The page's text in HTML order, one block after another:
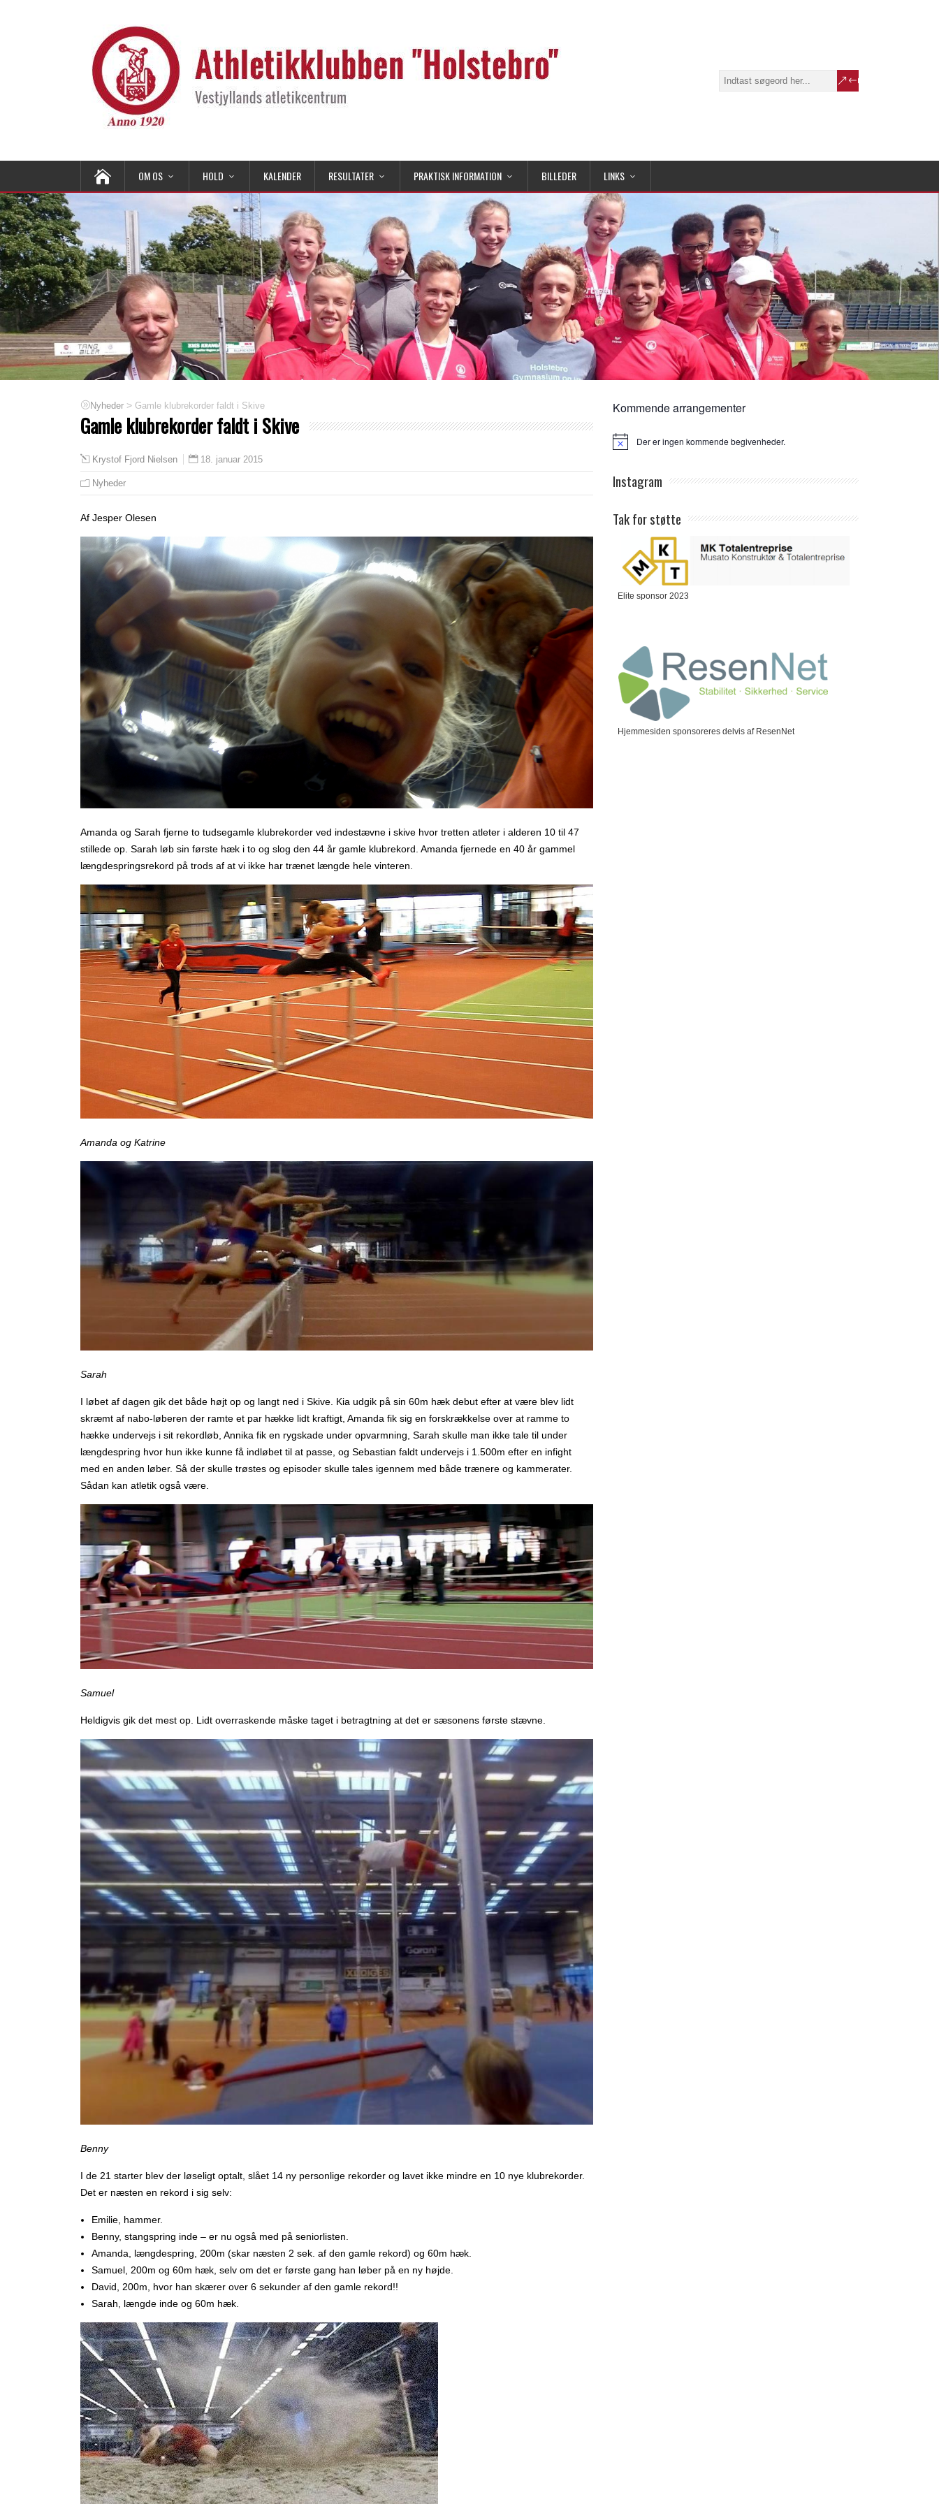
OM OS HOLD KALENDER RESULTATER PRAKTISK INFORMATION BILLEDER LINKS
Nyheder > Gamle klubrekorder faldt i Skive
Gamle klubrekorder faldt i Skive
Krystof Fjord Nielsen 18. januar 2015
Nyheder
Af Jesper Olesen
Amanda og Sarah fjerne to tudsegamle klubrekorder ved indestævne i skive hvor tretten atleter i alderen 10 til 47
stillede op. Sarah løb sin første hæk i to og slog den 44 år gamle klubrekord. Amanda fjernede en 40 år gammel
længdespringsrekord på trods af at vi ikke har trænet længde hele vinteren.
Amanda og Katrine
Sarah
I løbet af dagen gik det både højt op og langt ned i Skive. Kia udgik på sin 60m hæk debut efter at være blev lidt
skræmt af nabo-løberen der ramte et par hække lidt kraftigt, Amanda fik sig en forskrækkelse over at ramme to
hække undervejs i sit rekordløb, Annika fik en rygskade under opvarmning, Sarah skulle man ikke tale til under
længdespring hvor hun ikke kunne få indløbet til at passe, og Sebastian faldt undervejs i 1.500m efter en infight
med en anden løber. Så der skulle trøstes og episoder skulle tales igennem med både trænere og kammerater.
Sådan kan atletik også være.
Samuel
Heldigvis gik det mest op. Lidt overraskende måske taget i betragtning at det er sæsonens første stævne.
Benny
I de 21 starter blev der løseligt optalt, slået 14 ny personlige rekorder og lavet ikke mindre en 10 nye klubrekorder.
Det er næsten en rekord i sig selv:
Emilie, hammer.
Benny, stangspring inde – er nu også med på seniorlisten.
Amanda, længdespring, 200m (skar næsten 2 sek. af den gamle rekord) og 60m hæk.
Samuel, 200m og 60m hæk, selv om det er første gang han løber på en ny højde.
David, 200m, hvor han skærer over 6 sekunder af den gamle rekord!!
Sarah, længde inde og 60m hæk.
Kommende arrangementer
Notice Der er ingen kommende begivenheder.
Instagram
Tak for støtte
Elite sponsor 2023
Hjemmesiden sponsoreres delvis af ResenNet